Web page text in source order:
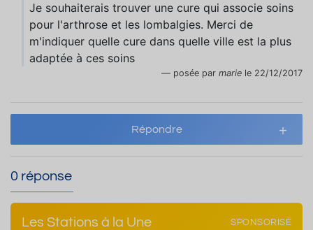
Je souhaiterais trouver une cure qui associe soins
pour l'arthrose et les lombalgies. Merci de
m'indiquer quelle cure dans quelle ville est la plus
adaptée à ces soins
posée par marie le 22/12/2017
Répondre
0 réponse
Les Stations à la Une SPONSORISÉ